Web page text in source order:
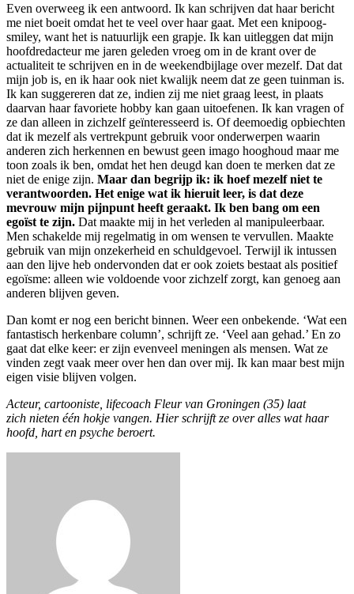
Even overweeg ik een antwoord. Ik kan schrijven dat haar bericht
me niet boeit omdat het te veel over haar gaat. Met een knipoog-
smiley, want het is natuurlijk een grapje. Ik kan uitleggen dat mijn
hoofdredacteur me jaren geleden vroeg om in de krant over de
actualiteit te schrijven en in de weekendbijlage over mezelf. Dat dat
mijn job is, en ik haar ook niet kwalijk neem dat ze geen tuinman is.
Ik kan suggereren dat ze, indien zij me niet graag leest, in plaats
daarvan haar favoriete hobby kan gaan uitoefenen. Ik kan vragen of
ze dan alleen in zichzelf geïnteresseerd is. Of deemoedig opbiechten
dat ik mezelf als vertrekpunt gebruik voor onderwerpen waarin
anderen zich herkennen en bewust geen imago hooghoud maar me
toon zoals ik ben, omdat het hen deugd kan doen te merken dat ze
niet de enige zijn. Maar dan begrijp ik: ik hoef mezelf niet te
verantwoorden. Het enige wat ik hieruit leer, is dat deze
mevrouw mijn pijnpunt heeft geraakt. Ik ben bang om een
egoïst te zijn. Dat maakte mij in het verleden al manipuleerbaar.
Men schakelde mij regelmatig in om wensen te vervullen. Maakte
gebruik van mijn onzekerheid en schuldgevoel. Terwijl ik intussen
aan den lijve heb ondervonden dat er ook zoiets bestaat als positief
egoïsme: alleen wie voldoende voor zichzelf zorgt, kan genoeg aan
anderen blijven geven.
Dan komt er nog een bericht binnen. Weer een onbekende. ‘Wat een
fantastisch herkenbare column’, schrijft ze. ‘Veel aan gehad.’ En zo
gaat dat elke keer: er zijn evenveel meningen als mensen. Wat ze
vinden zegt vaak meer over hen dan over mij. Ik kan maar best mijn
eigen visie blijven volgen.
Acteur, cartooniste, lifecoach Fleur van Groningen (35) laat
zich nieten één hokje vangen. Hier schrijft ze over alles wat haar
hoofd, hart en psyche beroert.